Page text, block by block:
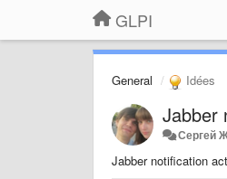
GLPI
General Idées
Jabber
Сергей
Jabber notification